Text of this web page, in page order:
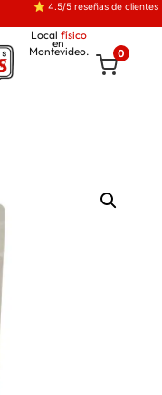
⭐ 4.5/5 reseñas de clientes
Local físico
en
Montevideo. 0